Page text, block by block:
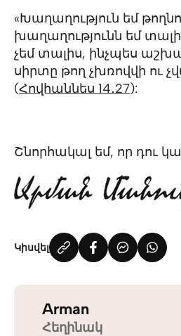
«Խաղաղություն եմ
խաղաղությունն եմ
չեմ տալիս, ինչպես
սիրտը թող չխռովվի ու
(Հովհաննես 14․27):
Շնորհակալ եմ, որ դու
Կիսվել
Arman
Հեղինակ